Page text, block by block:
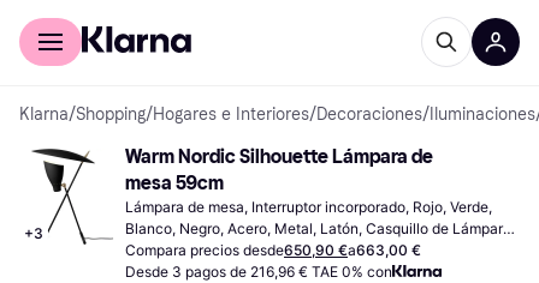
Comprar con Klarna
Klarna/Shopping/Hogares e Interiores/Decoraciones/ Iluminaciones
+3
Warm Nordic Silhouette Lámpara de
mesa 59cm
Lámpara de mesa, Interruptor incorporado, Rojo, Verde,
Blanco, Negro, Acero, Metal, Latón, Casquillo de Lámpara:
E27
Compara precios desde650,90 €a663,00 €
Desde 3 pagos de 216,96 € TAE 0% con